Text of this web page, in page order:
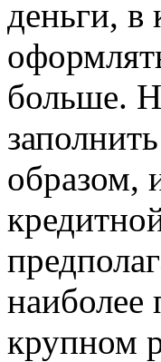
деньги, в
больше.
образом,
наиболее
крупном